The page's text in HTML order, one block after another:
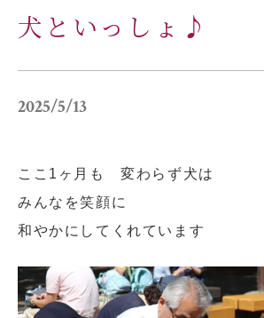
小学校だより
採用情報
関連リンク
犬といっしょ♪
2025/5/13
ここ1ヶ月も 変わらず犬は
みんなを笑顔に
和やかにしてくれています